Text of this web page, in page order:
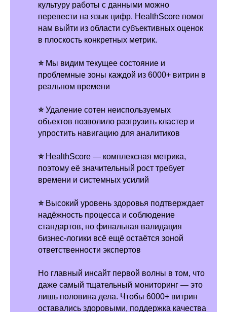
культуру работы с данными можно
перевести на язык цифр. HealthScore помог
нам выйти из области субъективных оценок
в плоскость конкретных метрик.
⭐Мы видим текущее состояние и
проблемные зоны каждой из 6000+ витрин в
реальном времени
⭐Удаление сотен неиспользуемых
объектов позволило разгрузить кластер и
упростить навигацию для аналитиков
⭐ HealthScore — комплексная метрика,
поэтому её значительный рост требует
времени и системных усилий
⭐Высокий уровень здоровья подтверждает
надёжность процесса и соблюдение
стандартов, но финальная валидация
бизнес-логики всё ещё остаётся зоной
ответственности экспертов
Но главный инсайт первой волны в том, что
даже самый тщательный мониторинг — это
лишь половина дела. Чтобы 6000+ витрин
оставались здоровыми, поддержка качества
Telegram Habr
tech@avito.ru
Партнёрам
Прессе
pr@avito.ru
НАШИ КУРСЫ
ВАКАНСИИ
КОНТАКТЫ